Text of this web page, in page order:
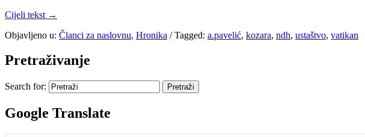
Cijeli tekst →
Objavljeno u: Članci za naslovnu, Hronika /Tagged: a.pavelić, kozara, ndh, ustaštvo, vatikan
Pretraživanje
Search for:
Google Translate